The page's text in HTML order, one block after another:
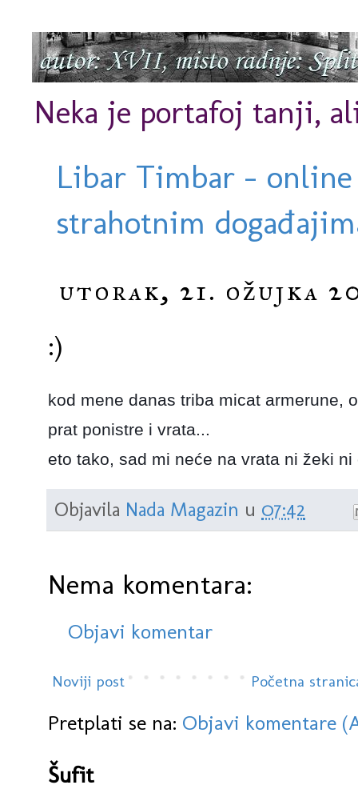
Neka je portafoj tanji,
Libar Timbar -
strahotnim
utorak, 21. ožujka
:)
kod mene danas triba micat armerune,
prat ponistre i vrata...
eto tako, sad mi neće na vrata ni žeki
Objavila Nada Magazin u 07:42
Nema komentara:
Objavi komentar
Noviji post Početna
Pretplati se na: Objavi komentare
Šufit